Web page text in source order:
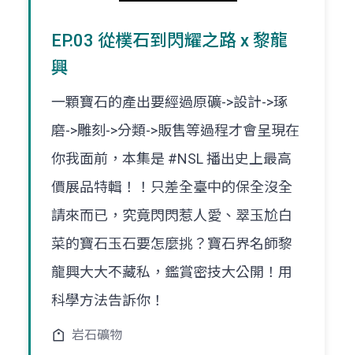
EP.03 從樸石到閃耀之路 x 黎龍
興
一顆寶石的產出要經過原礦->設計->琢
磨->雕刻->分類->販售等過程才會呈現在
你我面前，本集是 #NSL 播出史上最高
價展品特輯！！只差全臺中的保全沒全
請來而已，究竟閃閃惹人愛、翠玉尬白
菜的寶石玉石要怎麼挑？寶石界名師黎
龍興大大不藏私，鑑賞密技大公開！用
科學方法告訴你！
岩石礦物